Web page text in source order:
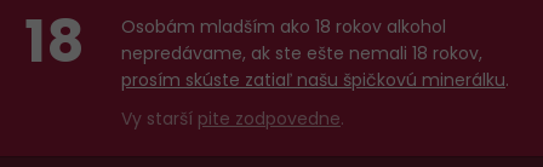
18
Osobám mladším ako 18 rokov alkohol
nepredávame, ak ste ešte nemali 18 rokov,
prosím skúste zatiaľ našu špičkovú minerálku.
Vy starší pite zodpovedne.